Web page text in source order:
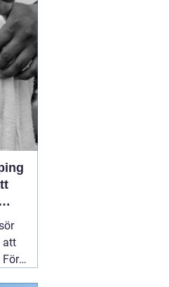
blir,
att
För